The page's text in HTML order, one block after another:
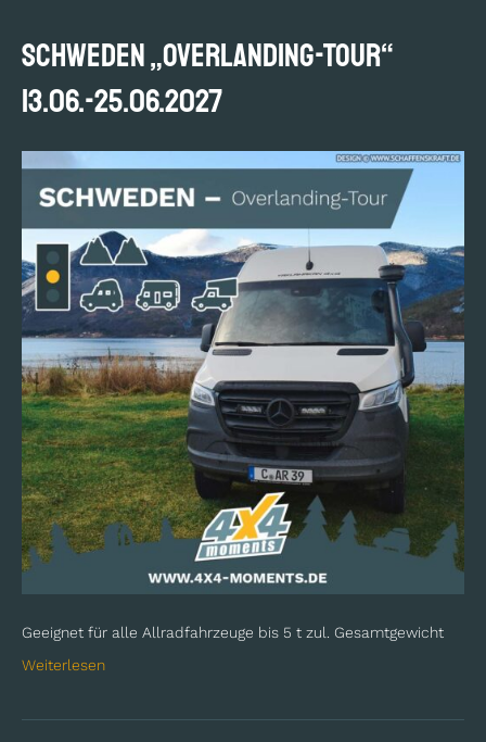
SCHWEDEN „Overlanding-Tour“
13.06.-25.06.2027
Geeignet für alle Allradfahrzeuge bis 5 t zul. Gesamtgewicht
Weiterlesen